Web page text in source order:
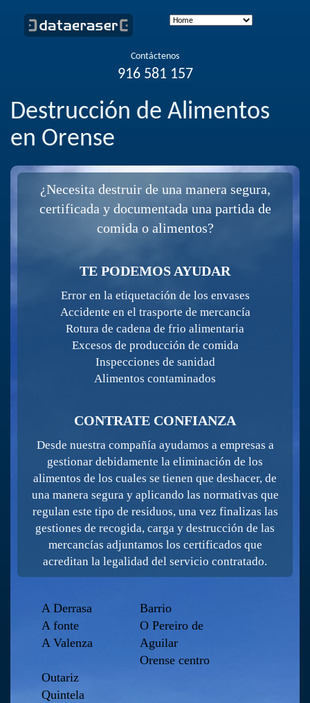
Contáctenos
916 581 157
Destrucción de Alimentos
en Orense
¿Necesita destruir de una manera segura,
certificada y documentada una partida de
comida o alimentos?
TE PODEMOS AYUDAR
Error en la etiquetación de los envases
Accidente en el trasporte de mercancía
Rotura de cadena de frio alimentaria
Excesos de producción de comida
Inspecciones de sanidad
Alimentos contaminados
CONTRATE CONFIANZA
Desde nuestra compañía ayudamos a empresas a
gestionar debidamente la eliminación de los
alimentos de los cuales se tienen que deshacer, de
una manera segura y aplicando las normativas que
regulan este tipo de residuos, una vez finalizas las
gestiones de recogida, carga y destrucción de las
mercancías adjuntamos los certificados que
acreditan la legalidad del servicio contratado.
A Derrasa
A fonte
A Valenza
Barrio
O Pereiro de
Aguilar
Orense centro
Outariz
Quintela